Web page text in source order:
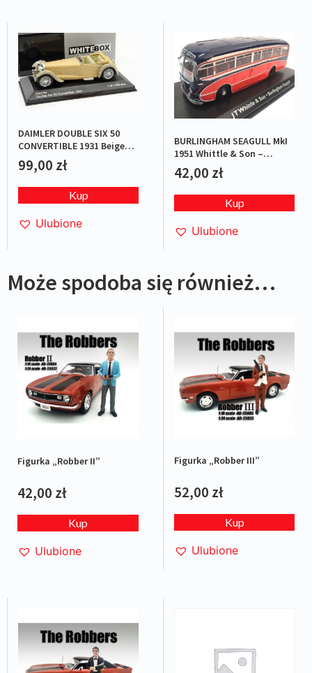
DAIMLER DOUBLE SIX 50
CONVERTIBLE 1931 Beige
L.E.1/1000
99,00 zł
Kup
Ulubione
BURLINGHAM SEAGULL MkI
1951 Whittle & Son –
Red/Blue
42,00 zł
Kup
Ulubione
Może spodoba się również…
Figurka „Robber II”
42,00 zł
Kup
Ulubione
Figurka „Robber III”
52,00 zł
Kup
Ulubione